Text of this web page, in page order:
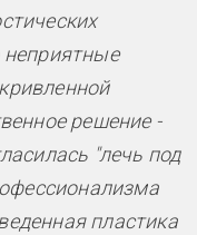
неприятные
решение -
"лечь под
пластика